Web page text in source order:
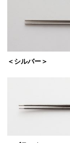
＜シルバー＞